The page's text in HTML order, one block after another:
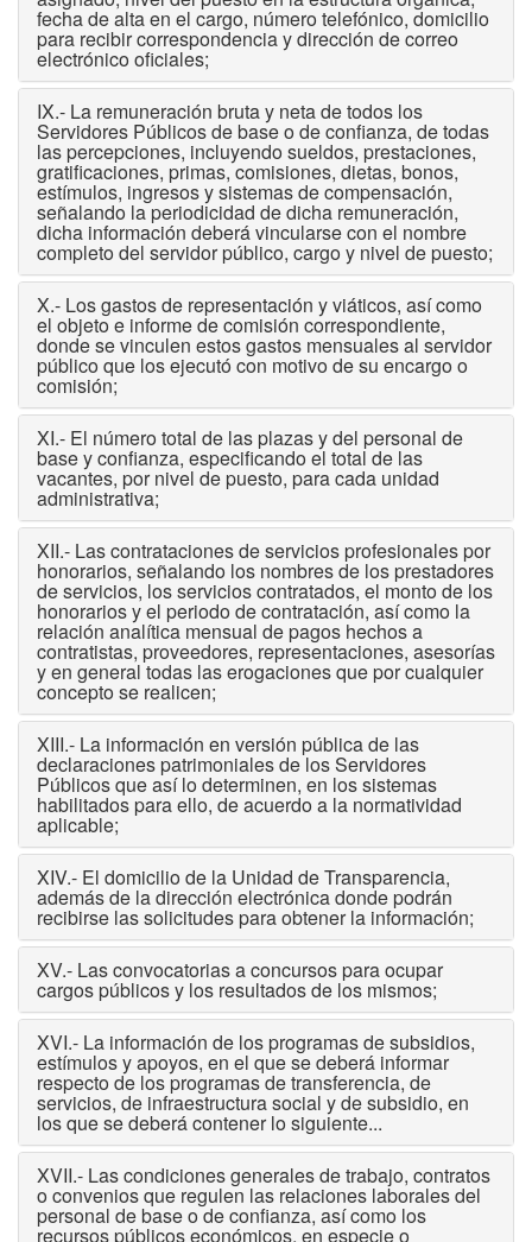
fecha de alta en el cargo, número telefónico, domicilio
para recibir correspondencia y dirección de correo
electrónico oficiales;
IX.- La remuneración bruta y neta de todos los
Servidores Públicos de base o de confianza, de todas
las percepciones, incluyendo sueldos, prestaciones,
gratificaciones, primas, comisiones, dietas, bonos,
estímulos, ingresos y sistemas de compensación,
señalando la periodicidad de dicha remuneración,
dicha información deberá vincularse con el nombre
completo del servidor público, cargo y nivel de puesto;
X.- Los gastos de representación y viáticos, así como
el objeto e informe de comisión correspondiente,
donde se vinculen estos gastos mensuales al servidor
público que los ejecutó con motivo de su encargo o
comisión;
XI.- El número total de las plazas y del personal de
base y confianza, especificando el total de las
vacantes, por nivel de puesto, para cada unidad
administrativa;
XII.- Las contrataciones de servicios profesionales por
honorarios, señalando los nombres de los prestadores
de servicios, los servicios contratados, el monto de los
honorarios y el periodo de contratación, así como la
relación analítica mensual de pagos hechos a
contratistas, proveedores, representaciones, asesorías
y en general todas las erogaciones que por cualquier
concepto se realicen;
XIII.- La información en versión pública de las
declaraciones patrimoniales de los Servidores
Públicos que así lo determinen, en los sistemas
habilitados para ello, de acuerdo a la normatividad
aplicable;
XIV.- El domicilio de la Unidad de Transparencia,
además de la dirección electrónica donde podrán
recibirse las solicitudes para obtener la información;
XV.- Las convocatorias a concursos para ocupar
cargos públicos y los resultados de los mismos;
XVI.- La información de los programas de subsidios,
estímulos y apoyos, en el que se deberá informar
respecto de los programas de transferencia, de
servicios, de infraestructura social y de subsidio, en
los que se deberá contener lo siguiente...
XVII.- Las condiciones generales de trabajo, contratos
o convenios que regulen las relaciones laborales del
personal de base o de confianza, así como los
recursos públicos económicos, en especie o